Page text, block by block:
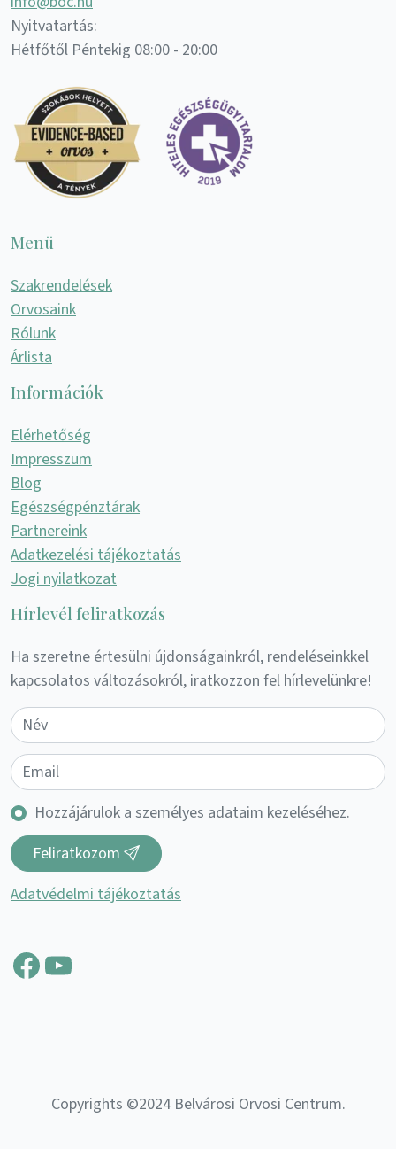
Nyitvatartás:
Hétfőtől Péntekig 08:00 - 20:00
Menü
Szakrendelések
Orvosaink
Rólunk
Árlista
Információk
Elérhetőség
Impresszum
Blog
Egészségpénztárak
Partnereink
Adatkezelési tájékoztatás
Jogi nyilatkozat
Hírlevél feliratkozás
Ha szeretne értesülni újdonságainkról, rendeléseinkkel
kapcsolatos változásokról, iratkozzon fel hírlevelünkre!
Hozzájárulok a személyes adataim kezeléséhez.
Feliratkozom
Adatvédelmi tájékoztatás
Facebook
YouTube
Copyrights ©2024 Belvárosi Orvosi Centrum.